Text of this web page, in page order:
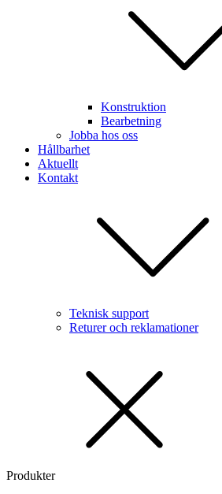
Konstruktion
Bearbetning
Jobba hos oss
Hållbarhet
Aktuellt
Kontakt
Teknisk support
Returer och reklamationer
Produkter